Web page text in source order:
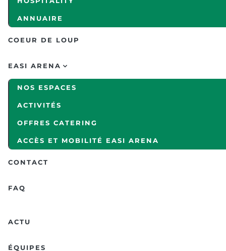
ANNUAIRE
COEUR DE LOUP
EASI ARENA
NOS ESPACES
ACTIVITÉS
OFFRES CATERING
ACCÈS ET MOBILITÉ EASI ARENA
CONTACT
FAQ
ACTU
ÉQUIPES